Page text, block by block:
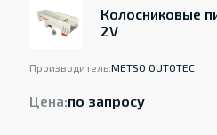
Колосниковые
2V
Производитель:METSO OUTOTEC
Цена:по запросу